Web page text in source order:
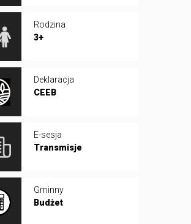
Rodzina
3+
Deklaracja
CEEB
E-sesja
Transmisje
Gminny
Budżet